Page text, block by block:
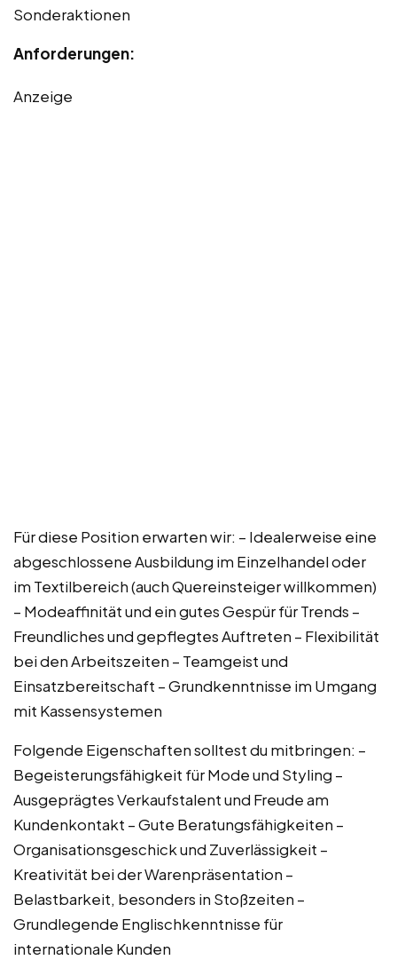
Sonderaktionen
Anforderungen:
Anzeige
Für diese Position erwarten wir: – Idealerweise eine
abgeschlossene Ausbildung im Einzelhandel oder
im Textilbereich (auch Quereinsteiger willkommen)
– Modeaffinität und ein gutes Gespür für Trends –
Freundliches und gepflegtes Auftreten – Flexibilität
bei den Arbeitszeiten – Teamgeist und
Einsatzbereitschaft – Grundkenntnisse im Umgang
mit Kassensystemen
Folgende Eigenschaften solltest du mitbringen: –
Begeisterungsfähigkeit für Mode und Styling –
Ausgeprägtes Verkaufstalent und Freude am
Kundenkontakt – Gute Beratungsfähigkeiten –
Organisationsgeschick und Zuverlässigkeit –
Kreativität bei der Warenpräsentation –
Belastbarkeit, besonders in Stoßzeiten –
Grundlegende Englischkenntnisse für
internationale Kunden